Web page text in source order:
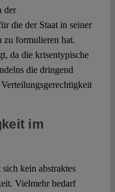
der
die der Staat in seiner
zu formulieren hat.
da die krisentypische
die dringend
im
kein abstraktes
Vielmehr bedarf